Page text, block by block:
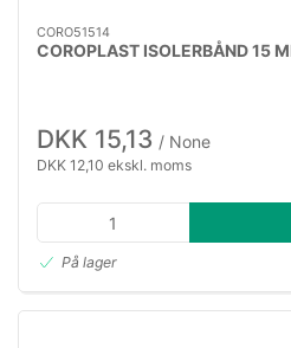
CORO51514
COROPLAST ISOLERBÅND 15
DKK 15,13 / None
DKK 12,10 ekskl. moms
På lager